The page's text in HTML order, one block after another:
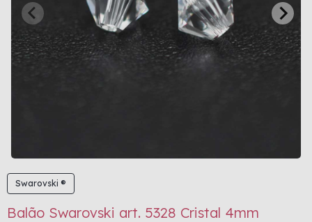
Swarovski ®
Balão Swarovski art. 5328 Cristal 4mm